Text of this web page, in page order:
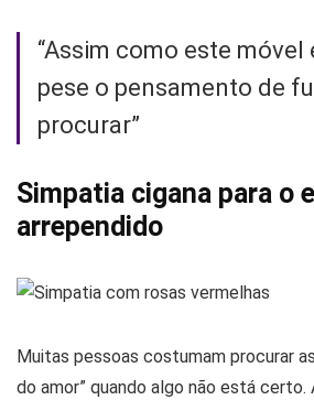
“Assim como este móvel
pese o pensamento de
procurar”
Simpatia cigana para o
arrependido
Muitas pessoas costumam procurar
do amor” quando algo não está certo.